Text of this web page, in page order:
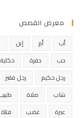
معرض القصص
أب أم إبن
حب
حفرة حكاية
رجل حكيم
رجل فقير
شاب
صلاة
عبرة
غضب فتاة